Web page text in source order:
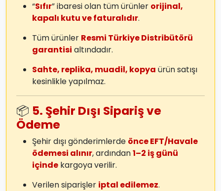
“Sıfır” ibaresi olan tüm ürünler orijinal,
kapalı kutu ve faturalıdır.
Tüm ürünler Resmi Türkiye Distribütörü
garantisi altındadır.
Sahte, replika, muadil, kopya ürün satışı
kesinlikle yapılmaz.
📦 5. Şehir Dışı Sipariş ve
Ödeme
Şehir dışı gönderimlerde önce EFT/Havale
ödemesi alınır, ardından1–2 iş günü
içinde kargoya verilir.
Verilen siparişler iptal edilemez.